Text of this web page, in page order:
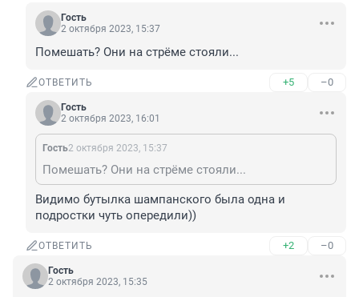
Гость
2 октября 2023, 15:37
Помешать? Они на стрёме стояли...
ОТВЕТИТЬ +5 –0
Гость
2 октября 2023, 16:01
Гость2 октября 2023, 15:37
Помешать? Они на стрёме стояли...
Видимо бутылка шампанского была одна и
подростки чуть опередили))
ОТВЕТИТЬ +2 –0
Гость
2 октября 2023, 15:35